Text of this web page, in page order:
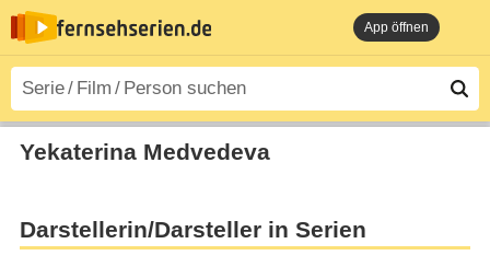
App öffnen
Yekaterina Medvedeva
Darstellerin/Darsteller in Serien